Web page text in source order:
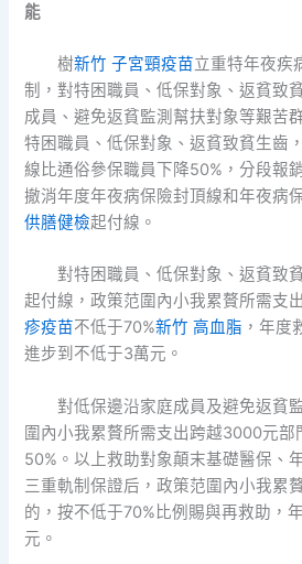
能
樹新竹 子宮頸疫苗立重特年夜疾
制，對特困職員、低保對象、返貧致
成員、避免返貧監測幫扶對象等艱苦
特困職員、低保對象、返貧致貧生齒
線比通俗參保職員下降50%，分段報
撤消年度年夜病保險封頂線和年夜病
供膳健檢起付線。
對特困職員、低保對象、返貧致
起付線，政策范圍內小我累贅所需支
疹疫苗不低于70%新竹 高血脂 ，年度
進步到不低于3萬元。
對低保邊沿家庭成員及避免返貧
圍內小我累贅所需支出跨越3000元部
50%。以上救助對象顛末基礎醫保、
三重軌制保證后，政策范圍內小我累
的，按不低于70%比例賜與再救助，
元。